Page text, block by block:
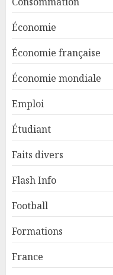
Économie
Économie française
Économie mondiale
Emploi
Étudiant
Faits divers
Flash Info
Football
Formations
France